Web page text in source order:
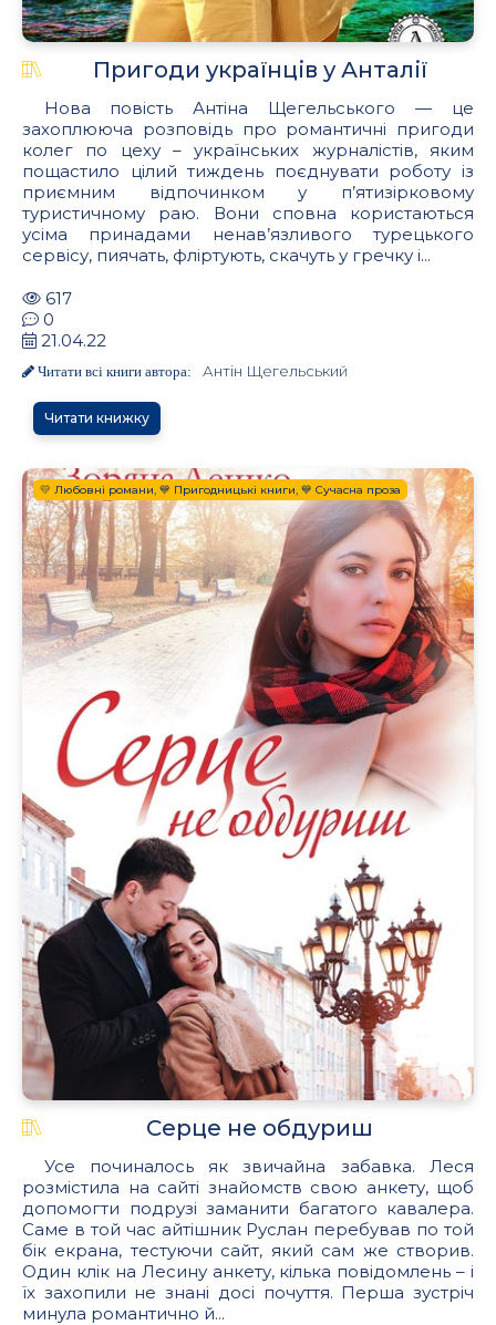
Пригоди українців у Анталії
Нова повість Антіна Щегельського — це
захоплююча розповідь про романтичні пригоди
колег по цеху – українських журналістів, яким
пощастило цілий тиждень поєднувати роботу із
приємним відпочинком у п’ятизірковому
туристичному раю. Вони сповна користаються
усіма принадами ненав’язливого турецького
сервісу, пиячать, фліртують, скачуть у гречку і...
617
0
21.04.22
Читати всі книги автора: Антін Щегельський
Читати книжку
💛 Любовні романи, 💙 Пригодницькі книги, 💙 Сучасна проза
Серце не обдуриш
Усе починалось як звичайна забавка. Леся
розмістила на сайті знайомств свою анкету, щоб
допомогти подрузі заманити багатого кавалера.
Саме в той час айтішник Руслан перебував по той
бік екрана, тестуючи сайт, який сам же створив.
Один клік на Лесину анкету, кілька повідомлень – і
їх захопили не знані досі почуття. Перша зустріч
минула романтично й...